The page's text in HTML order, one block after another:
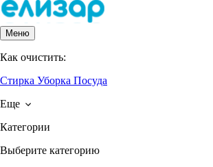
Меню
Как очистить:
Стирка Уборка Посуда
Еще
Категории
Выберите категорию